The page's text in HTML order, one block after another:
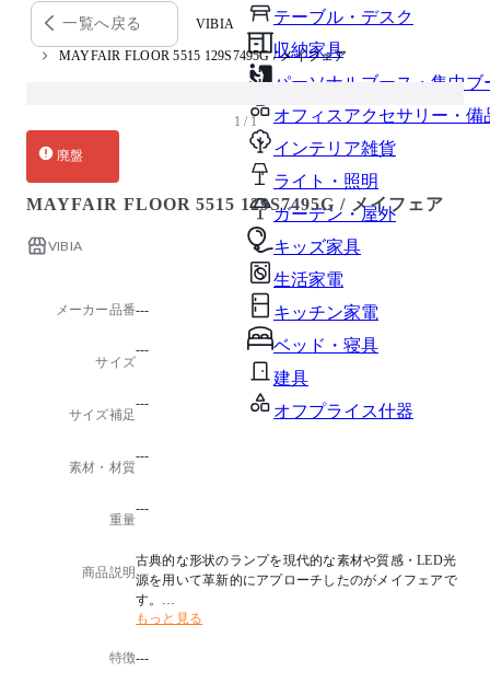
テーブル・デスク
収納家具
パーソナルブース・集中ブ
オフィスアクセサリー・備
インテリア雑貨
ライト・照明
ガーデン・屋外
キッズ家具
生活家電
キッチン家電
ベッド・寝具
建具
オフプライス什器
一覧へ戻る VIBIA
MAYFAIR FLOOR 5515 129S7495G / メイフェア
1 / 1
廃盤
MAYFAIR FLOOR 5515 129S7495G / メイフェア
VIBIA
メーカー品番---
サイズ
---
サイズ補足
---
素材・材質
---
重量
---
商品説明
古典的な形状のランプを現代的な素材や質感・LED光
源を用いて革新的にアプローチしたのがメイフェアで
す。
セード内側の凹凸感による陰影や、綿密に設計された
る滑らかな操作感などはクセの無い形状の中に技術や
もっと見る
特徴---